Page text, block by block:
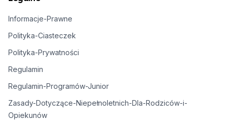
Informacje-Prawne
Polityka-Ciasteczek
Polityka-Prywatności
Regulamin
Regulamin-Programów-Junior
Zasady-Dotyczące-Niepełnoletnich-Dla-Rodziców-i-
Opiekunów